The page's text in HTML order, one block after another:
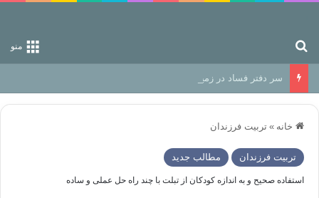
منو
سر دفتر فساد در زمین‌، دوری وکناره‌گیری از راه خداست‌!
خانه » تربیت فرزندان
تربیت فرزندان مطالب جدید
استفاده صحیح و به اندازه کودکان از تبلت با چند راه حل عملی و ساده